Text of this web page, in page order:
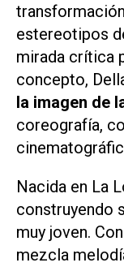
estereotipos
mirada crítica
concepto,
la imagen de
coreografía,
Nacida en La
construyendo
muy joven.
mezcla